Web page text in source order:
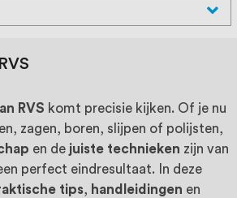
deurbeslag,
het grootste assortiment
RVS artikelen
leverbaar. Wij hebben
werkplaats waar we
RVS komt precisie kijken. Of je nu
zagen, boren, slijpen of polijsten,
en de juiste technieken zijn van
perfect eindresultaat. In deze
tips, handleidingen en